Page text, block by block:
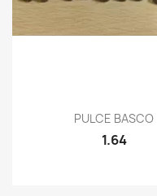
Quick view
PULCE BASCO
1.64